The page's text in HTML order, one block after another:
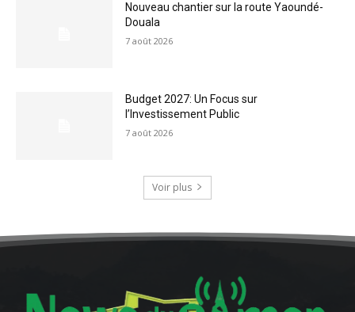
Nouveau chantier sur la route Yaoundé-
Douala
7 août 2026
Budget 2027: Un Focus sur
l’Investissement Public
7 août 2026
Voir plus